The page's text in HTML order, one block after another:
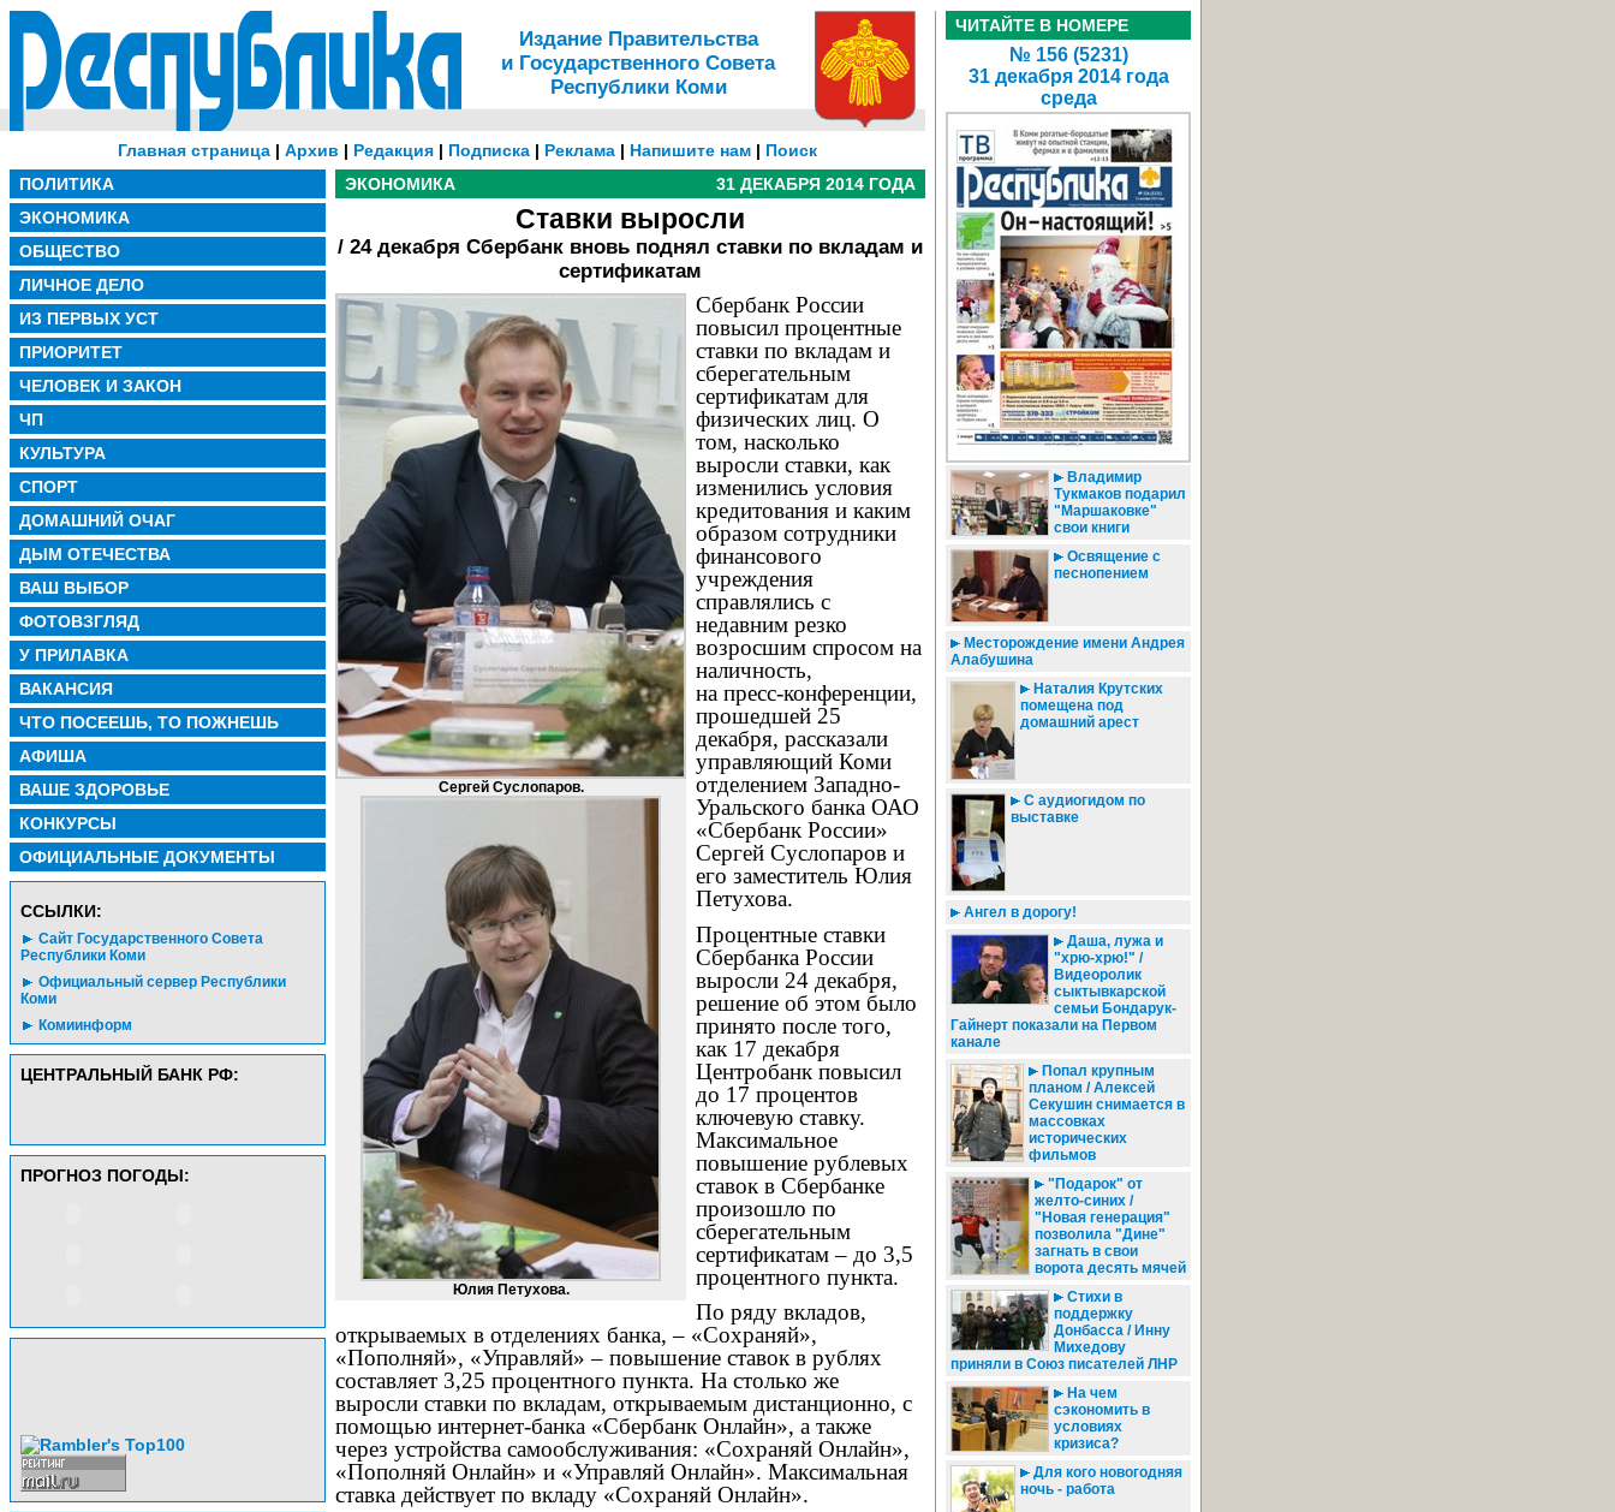
Издание Правительства
и Государственного Совета
Республики Коми
Главная страница | Архив | Редакция | Подписка | Реклама | Напишите нам | Поиск
ПОЛИТИКА
ЭКОНОМИКА
ОБЩЕСТВО
ЛИЧНОЕ ДЕЛО
ИЗ ПЕРВЫХ УСТ
ПРИОРИТЕТ
ЧЕЛОВЕК И ЗАКОН
ЧП
КУЛЬТУРА
СПОРТ
ДОМАШНИЙ ОЧАГ
ДЫМ ОТЕЧЕСТВА
ВАШ ВЫБОР
ФОТОВЗГЛЯД
У ПРИЛАВКА
ВАКАНСИЯ
ЧТО ПОСЕЕШЬ, ТО ПОЖНЕШЬ
АФИША
ВАШЕ ЗДОРОВЬЕ
КОНКУРСЫ
ОФИЦИАЛЬНЫЕ ДОКУМЕНТЫ
CСЫЛКИ:
Сайт Государственного Совета
Республики Коми
Официальный сервер Республики
Коми
Комиинформ
ЦЕНТРАЛЬНЫЙ БАНК РФ:
ПРОГНОЗ ПОГОДЫ:
ЭКОНОМИКА 31 ДЕКАБРЯ 2014 ГОДА
Ставки выросли
/ 24 декабря Сбербанк вновь поднял ставки по вкладам и
сертификатам
Сергей Суслопаров.
Юлия Петухова.
Сбербанк России
повысил процентные
ставки по вкладам и
сберегательным
сертификатам для
физических лиц. О
том, насколько
выросли ставки, как
изменились условия
кредитования и каким
образом сотрудники
финансового
учреждения
справлялись с
недавним резко
возросшим спросом на
наличность,
на пресс-конференции,
прошедшей 25
декабря, рассказали
управляющий Коми
отделением Западно-
Уральского банка ОАО
«Сбербанк России»
Сергей Суслопаров и
его заместитель Юлия
Петухова.
Процентные ставки
Сбербанка России
выросли 24 декабря,
решение об этом было
принято после того,
как 17 декабря
Центробанк повысил
до 17 процентов
ключевую ставку.
Максимальное
повышение рублевых
ставок в Сбербанке
произошло по
сберегательным
сертификатам – до 3,5
процентного пункта.
По ряду вкладов,
открываемых в отделениях банка, – «Сохраняй»,
«Пополняй», «Управляй» – повышение ставок в рублях
составляет 3,25 процентного пункта. На столько же
выросли ставки по вкладам, открываемым дистанционно, с
помощью интернет-банка «Сбербанк Онлайн», а также
через устройства самообслуживания: «Сохраняй Онлайн»,
«Пополняй Онлайн» и «Управляй Онлайн». Максимальная
ставка действует по вкладу «Сохраняй Онлайн».
ЧИТАЙТЕ В НОМЕРЕ
№ 156 (5231)
31 декабря 2014 года
среда
Владимир
Тукмаков подарил
"Маршаковке"
свои книги
Освящение с
песнопением
Месторождение имени Андрея
Алабушина
Наталия Крутских
помещена под
домашний арест
С аудиогидом по
выставке
Ангел в дорогу!
Даша, лужа и
"хрю-хрю!" /
Видеоролик
сыктывкарской
семьи Бондарук-
Гайнерт показали на Первом
канале
Попал крупным
планом / Алексей
Секушин снимается в
массовках
исторических
фильмов
"Подарок" от
желто-синих /
"Новая генерация"
позволила "Дине"
загнать в свои
ворота десять мячей
Стихи в
поддержку
Донбасса / Инну
Михедову
приняли в Союз писателей ЛНР
На чем
сэкономить в
условиях
кризиса?
Для кого новогодняя
ночь - работа